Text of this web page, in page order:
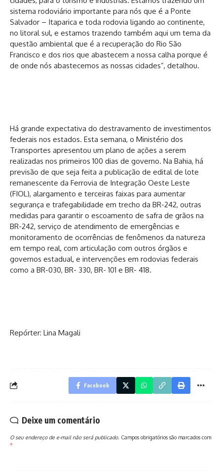
sistema rodoviário importante para nós que é a Ponte
Salvador – Itaparica e toda rodovia ligando ao continente,
no litoral sul, e estamos trazendo também aqui um tema da
questão ambiental que é a recuperação do Rio São
Francisco e dos rios que abastecem a nossa calha porque é
de onde nós abastecemos as nossas cidades”, detalhou.
Há grande expectativa do destravamento de investimentos
federais nos estados. Esta semana, o Ministério dos
Transportes apresentou um plano de ações a serem
realizadas nos primeiros 100 dias de governo. Na Bahia, há
previsão de que seja feita a publicação de edital de lote
remanescente da Ferrovia de Integração Oeste Leste
(FIOL), alargamento e terceiras faixas para aumentar
segurança e trafegabilidade em trecho da BR-242, outras
medidas para garantir o escoamento de safra de grãos na
BR-242, serviço de atendimento de emergências e
monitoramento de ocorrências de fenômenos da natureza
em tempo real, com articulação com outros órgãos e
governos estadual, e intervenções em rodovias federais
como a BR-030, BR- 330, BR- 101 e BR- 418.
Repórter: Lina Magali
Facebook
Deixe um comentário
O seu endereço de e-mail não será publicado. Campos obrigatórios são marcados com
*